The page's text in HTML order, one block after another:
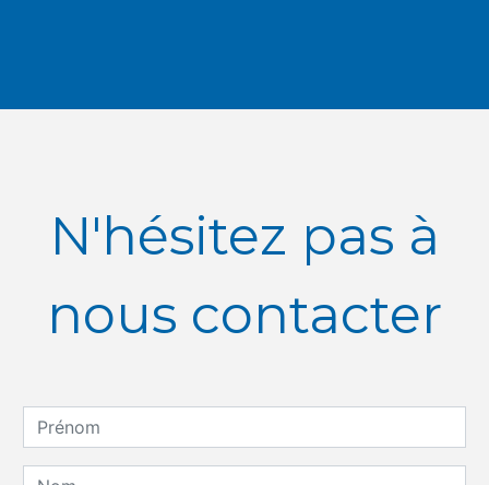
N'hésitez pas à
nous contacter